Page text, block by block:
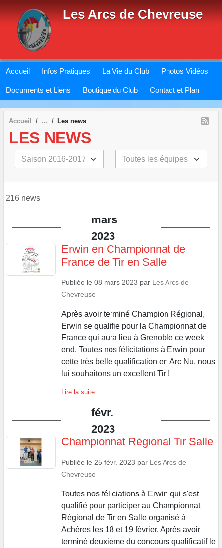
Les Arcs de Chevreuse
Accueil Infos Pratiques La Vie du Club Photos Vidéos
Documents et Liens Boutique du Club Contact et Plan
Accueil Les news
LES NEWS
216 news
mars
2023
Erwin en Championnat de
France de Tir en Salle
Publiée le 08 mars 2023 par Les Arcs de
Chevreuse
Après avoir terminé Champion Régional,
Erwin se qualifie pour la Championnat de
France qui aura lieu à Grenoble ce week
end. Toutes nos félicitations à Erwin pour
cette très belle qualification en Arc Nu, nous
lui souhaitons un excellent Tir !
Lire la suite
févr.
2023
Championnat Régional Tir Salle
Publiée le 25 févr. 2023 par Les Arcs de
Chevreuse
Toutes nos féliciations à Erwin qui s'est
qualifié pour participer au Championnat
Régional de Tir en Salle organisé à
Achères les 18 et 19 février. Après avoir
terminé deuxième du concours qualificatif le